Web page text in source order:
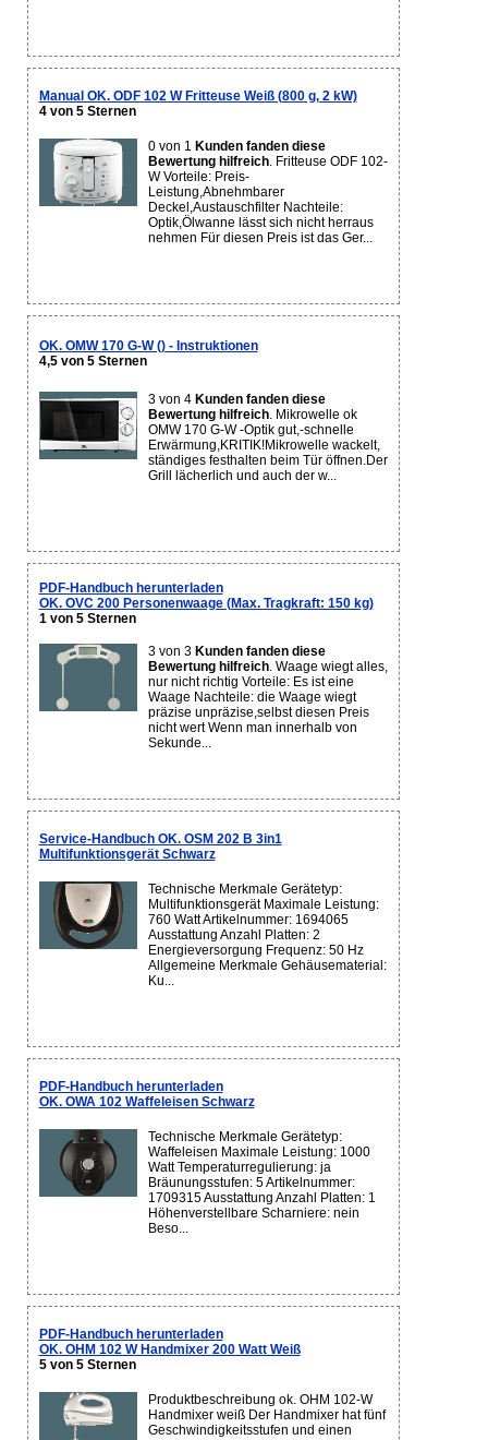
Manual OK. ODF 102 W Fritteuse Weiß (800 g, 2 kW)
4 von 5 Sternen
0 von 1 Kunden fanden diese
Bewertung hilfreich. Fritteuse ODF 102-
W Vorteile: Preis-
Leistung,Abnehmbarer
Deckel,Austauschfilter Nachteile:
Optik,Ölwanne lässt sich nicht herraus
nehmen Für diesen Preis ist das Ger...
OK. OMW 170 G-W () - Instruktionen
4,5 von 5 Sternen
3 von 4 Kunden fanden diese
Bewertung hilfreich. Mikrowelle ok
OMW 170 G-W -Optik gut,-schnelle
Erwärmung,KRITIK!Mikrowelle wackelt,
ständiges festhalten beim Tür öffnen.Der
Grill lächerlich und auch der w...
PDF-Handbuch herunterladen
OK. OVC 200 Personenwaage (Max. Tragkraft: 150 kg)
1 von 5 Sternen
3 von 3 Kunden fanden diese
Bewertung hilfreich. Waage wiegt alles,
nur nicht richtig Vorteile: Es ist eine
Waage Nachteile: die Waage wiegt
präzise unpräzise,selbst diesen Preis
nicht wert Wenn man innerhalb von
Sekunde...
Service-Handbuch OK. OSM 202 B 3in1
Multifunktionsgerät Schwarz
Technische Merkmale Gerätetyp:
Multifunktionsgerät Maximale Leistung:
760 Watt Artikelnummer: 1694065
Ausstattung Anzahl Platten: 2
Energieversorgung Frequenz: 50 Hz
Allgemeine Merkmale Gehäusematerial:
Ku...
PDF-Handbuch herunterladen
OK. OWA 102 Waffeleisen Schwarz
Technische Merkmale Gerätetyp:
Waffeleisen Maximale Leistung: 1000
Watt Temperaturregulierung: ja
Bräunungsstufen: 5 Artikelnummer:
1709315 Ausstattung Anzahl Platten: 1
Höhenverstellbare Scharniere: nein
Beso...
PDF-Handbuch herunterladen
OK. OHM 102 W Handmixer 200 Watt Weiß
5 von 5 Sternen
Produktbeschreibung ok. OHM 102-W
Handmixer weiß Der Handmixer hat fünf
Geschwindigkeitsstufen und einen